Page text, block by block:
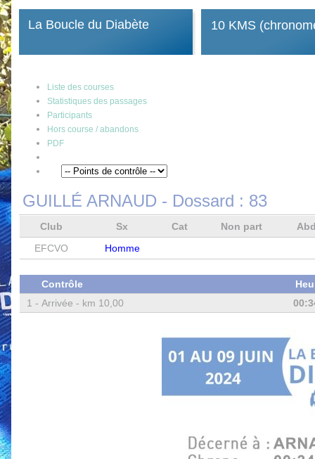
La Boucle du Diabète 10 KMS
Liste des courses
Statistiques des passages
Participants
Hors course / abandons
PDF
GUILLÉ ARNAUD - Dossard : 83
Club Sx Cat Non part
EFCVO
Homme
Contrôle
1 - Arrivée - km 10,00